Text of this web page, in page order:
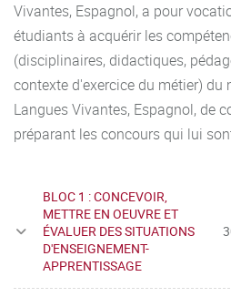
Vivantes, Espagnol, a pour
étudiants à acquérir les
(disciplinaires, didactiques,
contexte d'exercice du métier) du
Langues Vivantes, Espagnol, de
préparant les concours qui lui
BLOC 1 : CONCEVOIR,
METTRE EN OEUVRE ET
ÉVALUER DES SITUATIONS
D'ENSEIGNEMENT-
APPRENTISSAGE